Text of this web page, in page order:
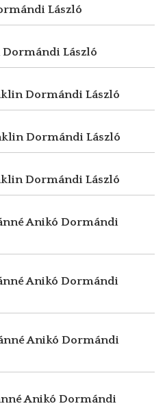
László
Dormándi László
Dormándi László
Dormándi László
Dormándi László
Anikó Dormándi
Anikó Dormándi
Anikó Dormándi
Anikó Dormándi